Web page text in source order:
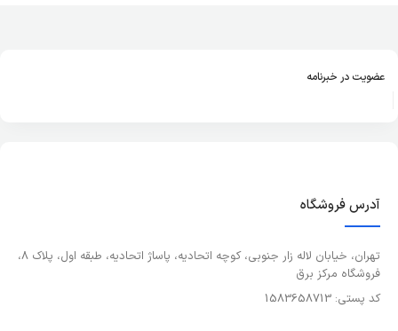
عضویت در خبرنامه
آدرس فروشگاه
تهران، خیابان لاله زار جنوبی، کوچه اتحادیه، پاساژ اتحادیه، طبقه اول، پلاک 8،
فروشگاه مرکز برق
کد پستی: 1583658713